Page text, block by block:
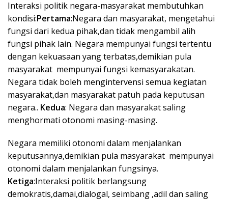
Interaksi politik negara-masyarakat membutuhkan
kondisi:Pertama:Negara dan masyarakat, mengetahui
fungsi dari kedua pihak,dan tidak mengambil alih
fungsi pihak lain. Negara mempunyai fungsi tertentu
dengan kekuasaan yang terbatas,demikian pula
masyarakat mempunyai fungsi kemasyarakatan.
Negara tidak boleh mengintervensi semua kegiatan
masyarakat,dan masyarakat patuh pada keputusan
negara.. Kedua: Negara dan masyarakat saling
menghormati otonomi masing-masing.
Negara memiliki otonomi dalam menjalankan
keputusannya,demikian pula masyarakat mempunyai
otonomi dalam menjalankan fungsinya.
Ketiga:Interaksi politik berlangsung
demokratis,damai,dialogal, seimbang ,adil dan saling